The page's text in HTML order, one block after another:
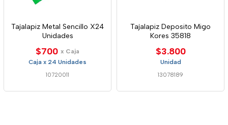
Tajalapiz Metal Sencillo X24
Unidades
$700 x Caja
Caja x 24 Unidades
10720011
Tajalapiz Deposito Migo
Kores 35818
$3.800
Unidad
13078189